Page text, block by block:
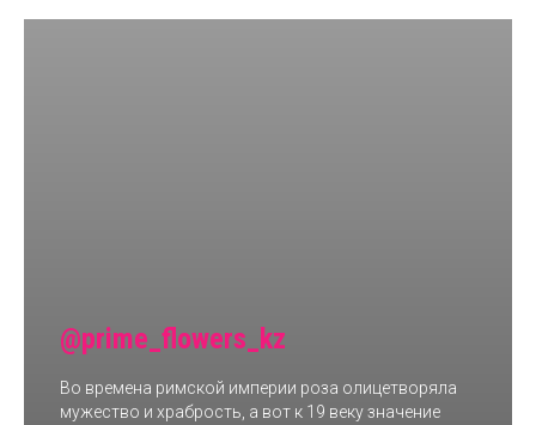
@prime_flowers_kz
Во времена римской империи роза олицетворяла
мужество и храбрость, а вот к 19 веку значение